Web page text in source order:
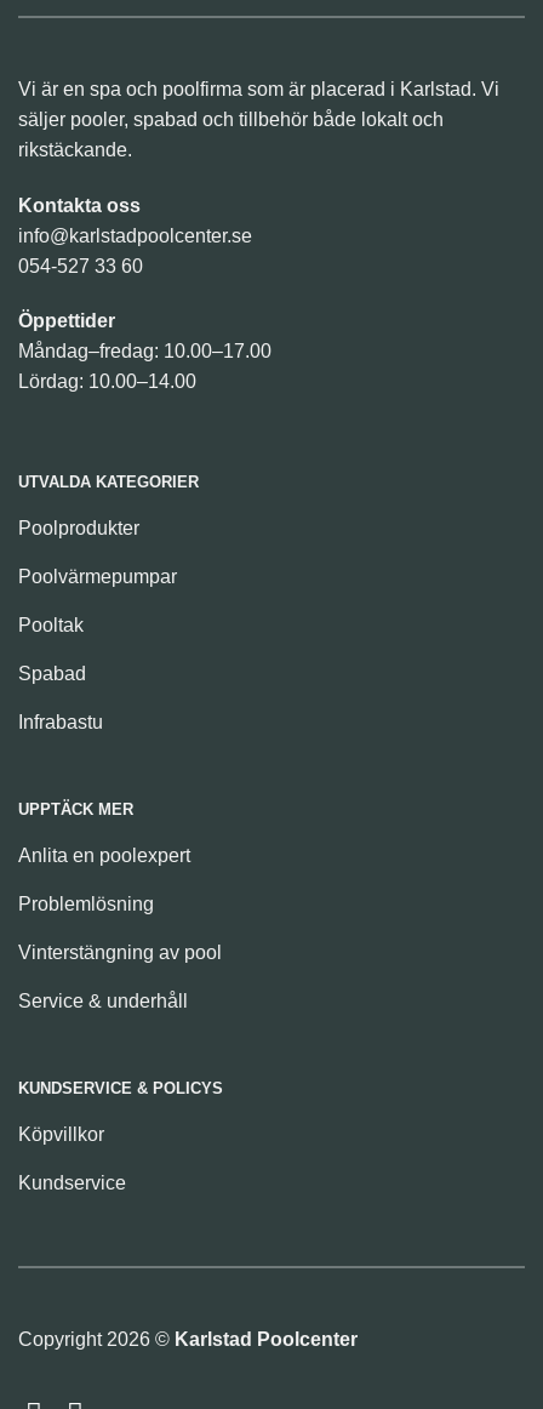
Vi är en spa och poolfirma som är placerad i Karlstad. Vi
säljer pooler, spabad och tillbehör både lokalt och
rikstäckande.
Kontakta oss
info@karlstadpoolcenter.se
054-527 33 60
Öppettider
Måndag–fredag: 10.00–17.00
Lördag: 10.00–14.00
UTVALDA KATEGORIER
Poolprodukter
Poolvärmepumpar
Pooltak
Spabad
Infrabastu
UPPTÄCK MER
Anlita en poolexpert
Problemlösning
Vinterstängning av pool
Service & underhåll
KUNDSERVICE & POLICYS
Köpvillkor
Kundservice
Copyright 2026 © Karlstad Poolcenter